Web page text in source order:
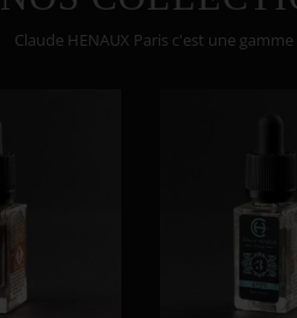
Claude HENAUX Paris c'est une